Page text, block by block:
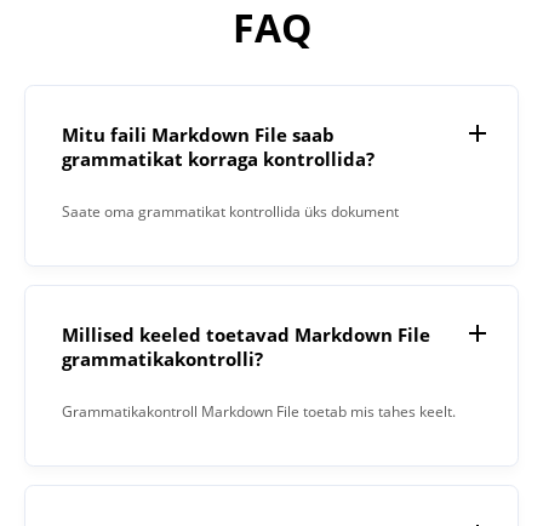
FAQ
Mitu faili Markdown File saab
grammatikat korraga kontrollida?
Saate oma grammatikat kontrollida üks dokument
Millised keeled toetavad Markdown File
grammatikakontrolli?
Grammatikakontroll Markdown File toetab mis tahes keelt.